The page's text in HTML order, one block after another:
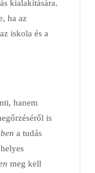
kialakítására.
ha az
iskola és a
hanem
is
a tudás
meg kell